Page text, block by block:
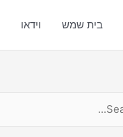
בית שמש וידאו